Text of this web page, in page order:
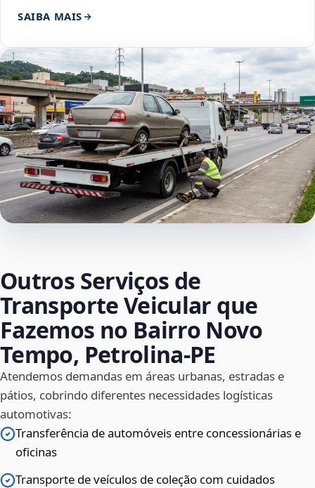
SAIBA MAIS
Outros Serviços de
Transporte Veicular que
Fazemos no Bairro Novo
Tempo, Petrolina‑PE
Atendemos demandas em áreas urbanas, estradas e
pátios, cobrindo diferentes necessidades logísticas
automotivas:
Transferência de automóveis entre concessionárias e
oficinas
Transporte de veículos de coleção com cuidados